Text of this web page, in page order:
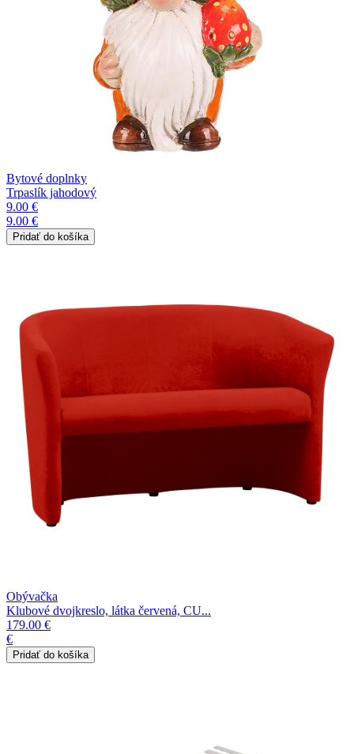
Bytové doplnky
Trpaslík jahodový
9.00 €
9.00 €
Obývačka
Klubové dvojkreslo, látka červená, CU...
179.00 €
€